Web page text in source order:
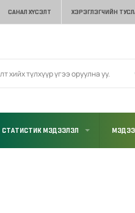
САНАЛ ХҮСЭЛТ ХЭРЭГЛЭГЧИЙН
СТАТИСТИК МЭДЭЭЛЭЛ